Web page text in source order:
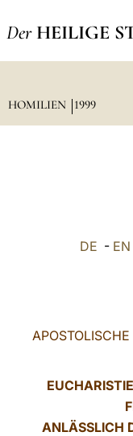
Der HEILIGE
HOMILIEN 1999
DE - EN
ANLÄSSLICH